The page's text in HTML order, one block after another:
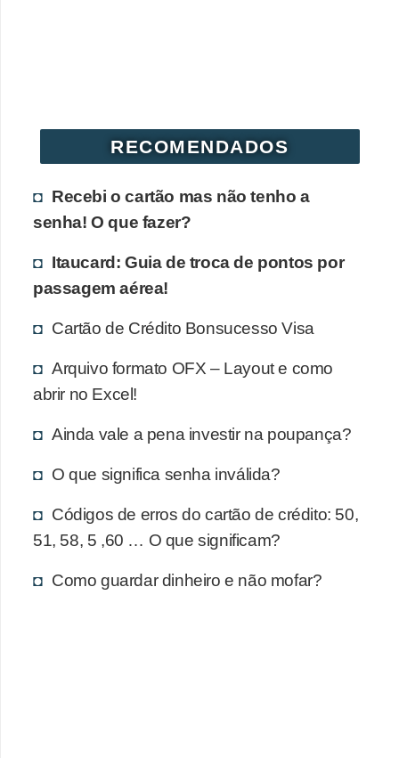
RECOMENDADOS
Recebi o cartão mas não tenho a
senha! O que fazer?
Itaucard: Guia de troca de pontos por
passagem aérea!
Cartão de Crédito Bonsucesso Visa
Arquivo formato OFX – Layout e como
abrir no Excel!
Ainda vale a pena investir na poupança?
O que significa senha inválida?
Códigos de erros do cartão de crédito: 50,
51, 58, 5 ,60 … O que significam?
Como guardar dinheiro e não mofar?
d
é
b
t
o
E
d
u
a
ç
o
f
i